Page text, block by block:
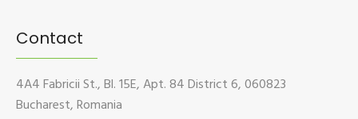
Contact
4A4 Fabricii St., Bl. 15E, Apt. 84 District 6, 060823
Bucharest, Romania